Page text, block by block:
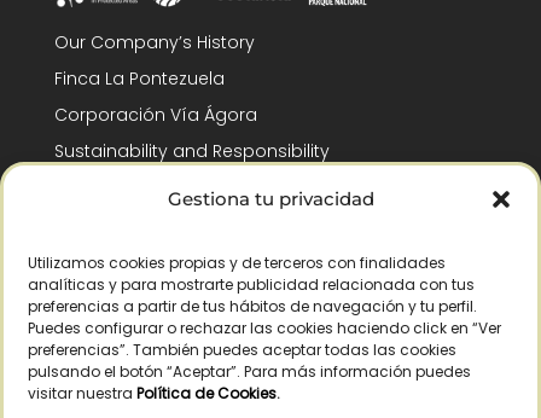
Gestiona tu privacidad
Utilizamos cookies propias y de terceros con finalidades
analíticas y para mostrarte publicidad relacionada con tus
preferencias a partir de tus hábitos de navegación y tu perfil.
Puedes configurar o rechazar las cookies haciendo click en “Ver
preferencias”. También puedes aceptar todas las cookies
pulsando el botón “Aceptar”. Para más información puedes
visitar nuestra Política de Cookies.
Our Company’s History
Finca La Pontezuela
Corporación Vía Ágora
Sustainability and Responsibility
CSR and Fundación Gómez-Pintado
Recognitions